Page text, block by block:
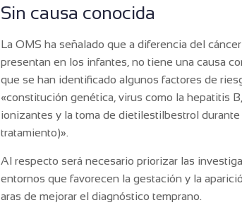
Sin causa conocida
La OMS ha señalado que a diferencia del
presentan en los infantes, no tiene una causa
que se han identificado algunos factores de
«constitución genética, virus como la hepatitis
ionizantes y la toma de dietilestilbestrol
tratamiento)».
Al respecto será necesario priorizar las
entornos que favorecen la gestación y la
aras de mejorar el diagnóstico temprano.